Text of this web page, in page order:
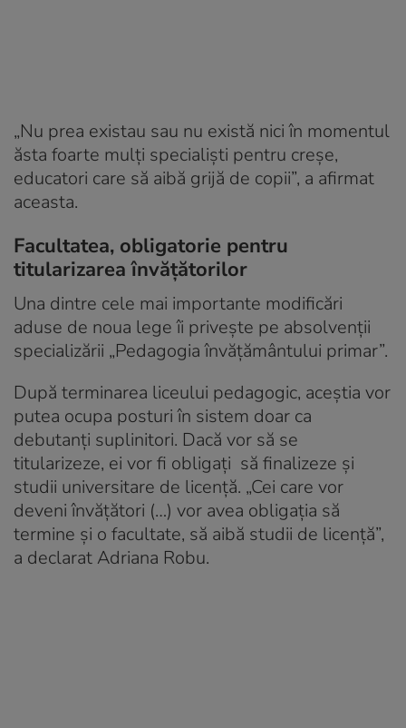
„Nu prea existau sau nu există nici în momentul
ăsta foarte mulți specialiști pentru creșe,
educatori care să aibă grijă de copii”, a afirmat
aceasta.
Facultatea, obligatorie pentru
titularizarea învățătorilor
Una dintre cele mai importante modificări
aduse de noua lege îi privește pe absolvenții
specializării „Pedagogia învățământului primar”.
După terminarea liceului pedagogic, aceștia vor
putea ocupa posturi în sistem doar ca
debutanți suplinitori. Dacă vor să se
titularizeze, ei vor fi obligați să finalizeze și
studii universitare de licență. „Cei care vor
deveni învățători (…) vor avea obligația să
termine și o facultate, să aibă studii de licență”,
a declarat Adriana Robu.